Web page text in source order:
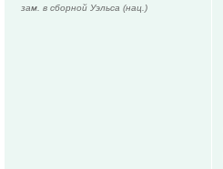
зам. в сборной Уэльса (нац.)